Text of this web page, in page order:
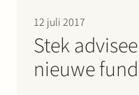
12 juli 2017
Stek
nieuwe